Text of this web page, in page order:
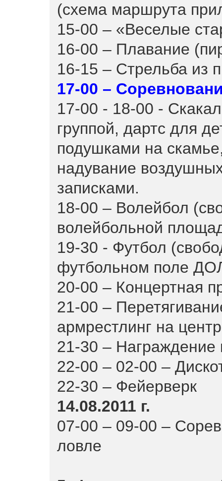
(схема маршрута
15-00 – «Веселые
16-00 – Плавание
16-15 – Стрельба из
17-00 –
17-00 - 18-00 -
группой, дартс для
подушками на
надувание
записками.
18-00 – Волейбол
волейбольной
19-30 - Футбол
футбольном поле
20-00 – Концертная
21-00 –
армрестлинг на
21-30 – Награждение
22-00 – 02-00 –
22-30 – Фейерверк
14.08.2011 г.
07-00 – 09-00 –
ловле